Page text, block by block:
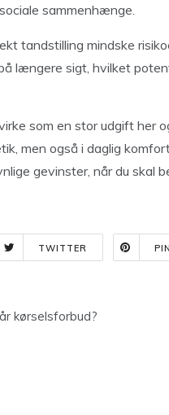
sammenhænge.
tandstilling mindske
længere sigt, hvilket
som en stor udgift her
men også i daglig
gevinster, når du skal
TWITTER
kørselsforbud?